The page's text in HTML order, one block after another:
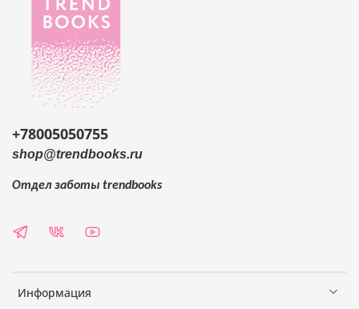
Информация
+78005050755
shop@trendbooks.ru
Отдел заботы trendbooks